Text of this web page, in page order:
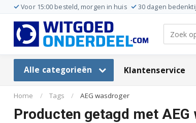
Voor 15:00 besteld, morgen in huis 30 dagen
Alle categorieën Klantenservice
Home / Tags / AEG wasdroger
Producten getagd met AEG